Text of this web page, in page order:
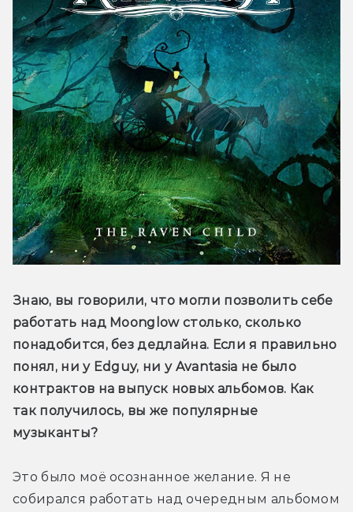
Знаю, вы говорили, что могли позволить себе
работать над Moonglow столько, сколько
понадобится, без дедлайна. Если я правильно
понял, ни у Edguy, ни у Avantasia не было
контрактов на выпуск новых альбомов. Как
так получилось, вы же популярные
музыканты?
Это было моё осознанное желание. Я не
собирался работать над очередным альбомом